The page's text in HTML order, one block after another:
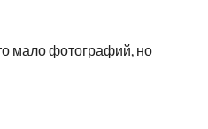
мало фотографий, но